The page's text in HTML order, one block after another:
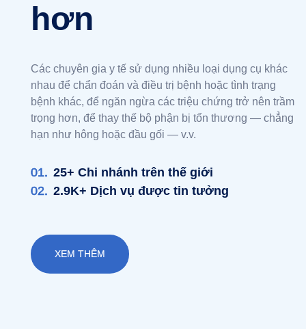
hơn
Các chuyên gia y tế sử dụng nhiều loại dụng cụ khác
nhau để chẩn đoán và điều trị bệnh hoặc tình trạng
bệnh khác, để ngăn ngừa các triệu chứng trở nên trầm
trọng hơn, để thay thế bộ phận bị tổn thương — chẳng
hạn như hông hoặc đầu gối — v.v.
01. 25+ Chi nhánh trên thế giới
02. 2.9K+ Dịch vụ được tin tưởng
XEM THÊM